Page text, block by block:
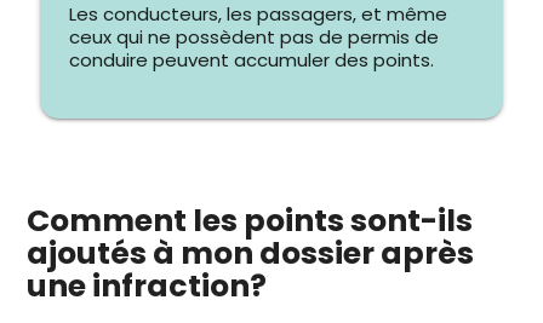
Les conducteurs, les passagers, et même
ceux qui ne possèdent pas de permis de
conduire peuvent accumuler des points.
Comment les points sont-ils
ajoutés à mon dossier après
une infraction?